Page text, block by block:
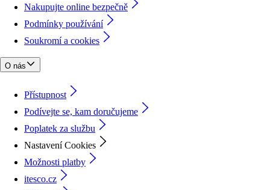
Nakupujte online bezpečně
Podmínky používání
Soukromí a cookies
O nás
Přístupnost
Podívejte se, kam doručujeme
Poplatek za službu
Nastavení Cookies
Možnosti platby
itesco.cz